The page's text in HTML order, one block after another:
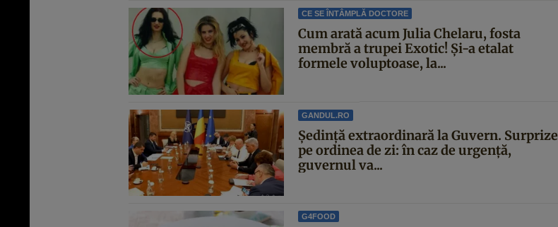
CE SE ÎNTÂMPLĂ DOCTORE
Cum arată acum Julia Chelaru, fosta
membră a trupei Exotic! Și-a etalat
formele voluptoase, la...
GANDUL.RO
Şedinţă extraordinară la Guvern. Surprize
pe ordinea de zi: în caz de urgență,
guvernul va...
G4FOOD